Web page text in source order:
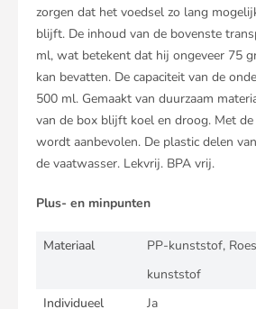
zorgen dat het voedsel zo lang
blijft. De inhoud van de bovenste
ml, wat betekent dat hij ongeveer 75
kan bevatten. De capaciteit van de
500 ml. Gemaakt van duurzaam
van de box blijft koel en droog. Met
wordt aanbevolen. De plastic delen
de vaatwasser. Lekvrij. BPA vrij.
Plus- en minpunten
Materiaal
PP-kunststof,
kunststof
Individueel
Ja